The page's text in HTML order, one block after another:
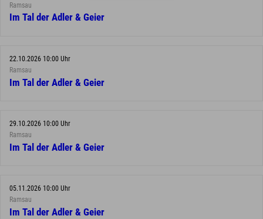
Ramsau
Im Tal der Adler & Geier
22.10.2026 10:00 Uhr
Ramsau
Im Tal der Adler & Geier
29.10.2026 10:00 Uhr
Ramsau
Im Tal der Adler & Geier
05.11.2026 10:00 Uhr
Ramsau
Im Tal der Adler & Geier